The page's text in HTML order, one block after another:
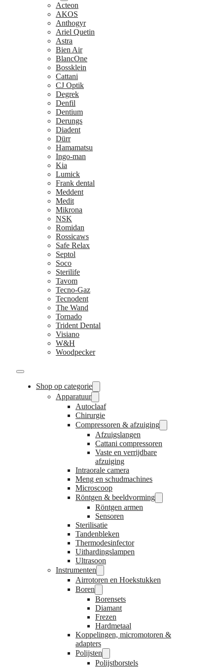
Acteon
AKOS
Anthogyr
Ariel Quetin
Astra
Bien Air
BlancOne
Bossklein
Cattani
CJ Optik
Degrek
Denfil
Dentium
Derungs
Diadent
Dürr
Hamamatsu
Ingo-man
Kia
Lumick
Frank dental
Meddent
Medit
Mikrona
NSK
Romidan
Rossicaws
Safe Relax
Septol
Soco
Sterilife
Tavom
Tecno-Gaz
Tecnodent
The Wand
Tornado
Trident Dental
Visiano
W&H
Woodpecker
Shop op categorie
Apparatuur
Autoclaaf
Chirurgie
Compressoren & afzuiging
Afzuigslangen
Cattani compressoren
Vaste en verrijdbare
afzuiging
Intraorale camera
Meng en schudmachines
Microscoop
Röntgen & beeldvorming
Röntgen armen
Sensoren
Sterilisatie
Tandenbleken
Thermodesinfector
Uithardingslampen
Ultrasoon
Instrumenten
Airrotoren en Hoekstukken
Boren
Borensets
Diamant
Frezen
Hardmetaal
Koppelingen, micromotoren &
adapters
Polijsten
Polijstborstels